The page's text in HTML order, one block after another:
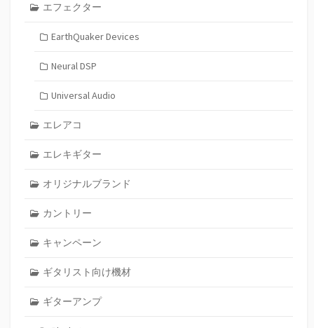
エフェクター
EarthQuaker Devices
Neural DSP
Universal Audio
エレアコ
エレキギター
オリジナルブランド
カントリー
キャンペーン
ギタリスト向け機材
ギターアンプ